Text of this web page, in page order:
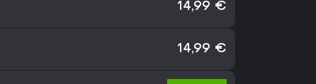
14,99 €
14,99 €